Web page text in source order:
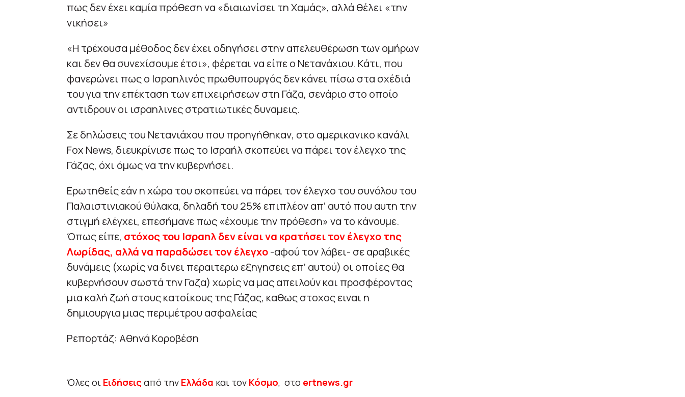
πως δεν έχει καμία πρόθεση να «διαιωνίσει τη Χαμάς», αλλά θέλει «την
νικήσει»
«Η τρέχουσα μέθοδος δεν έχει οδηγήσει στην απελευθέρωση των ομήρων
και δεν θα συνεχίσουμε έτσι», φέρεται να είπε ο Νετανάχιου. Κάτι, που
φανερώνει πως ο Ισραηλινός πρωθυπουργός δεν κάνει πίσω στα σχέδιά
του για την επέκταση των επιχειρήσεων στη Γάζα, σενάριο στο οποίο
αντιδρουν οι ισραηλινες στρατιωτικές δυναμεις.
Σε δηλώσεις του Νετανιάχου που προηγήθηκαν, στο αμερικανικο κανάλι
Fox News, διευκρίνισε πως το Ισραήλ σκοπεύει να πάρει τον έλεγχο της
Γάζας, όχι όμως να την κυβερνήσει.
Ερωτηθείς εάν η χώρα του σκοπεύει να πάρει τον έλεγχο του συνόλου του
Παλαιστινιακού θύλακα, δηλαδή του 25% επιπλέον απ’ αυτό που αυτη την
στιγμή ελέγχει, επεσήμανε πως «έχουμε την πρόθεση» να το κάνουμε.
Όπως είπε, στόχος του Ισραηλ δεν είναι να κρατήσει τον έλεγχο της
Λωρίδας, αλλά να παραδώσει τον έλεγχο-αφού τον λάβει- σε αραβικές
δυνάμεις (χωρίς να δινει περαιτερω εξηγησεις επ’ αυτού) οι οποίες θα
κυβερνήσουν σωστά την Γαζα) χωρίς να μας απειλούν και προσφέροντας
μια καλή ζωή στους κατοίκους της Γάζας, καθως στοχος ειναι η
δημιουργια μιας περιμέτρου ασφαλείας
Ρεπορτάζ: Αθηνά Κοροβέση
Όλες οι Ειδήσεις από την Ελλάδα και τον Κόσμο, στο ertnews.gr